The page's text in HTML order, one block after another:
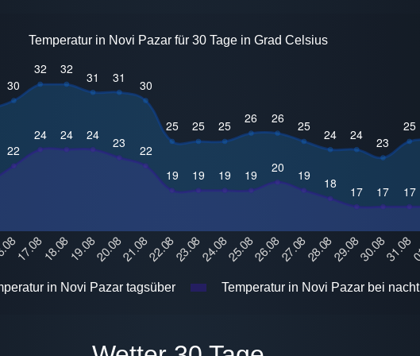
Temperatur in Novi Pazar für 30 Tage in Grad Celsius
in Novi Pazar tagsüber Temperatur in Novi Pazar bei nacht